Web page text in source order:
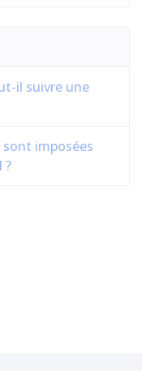
il suivre une
imposées
?